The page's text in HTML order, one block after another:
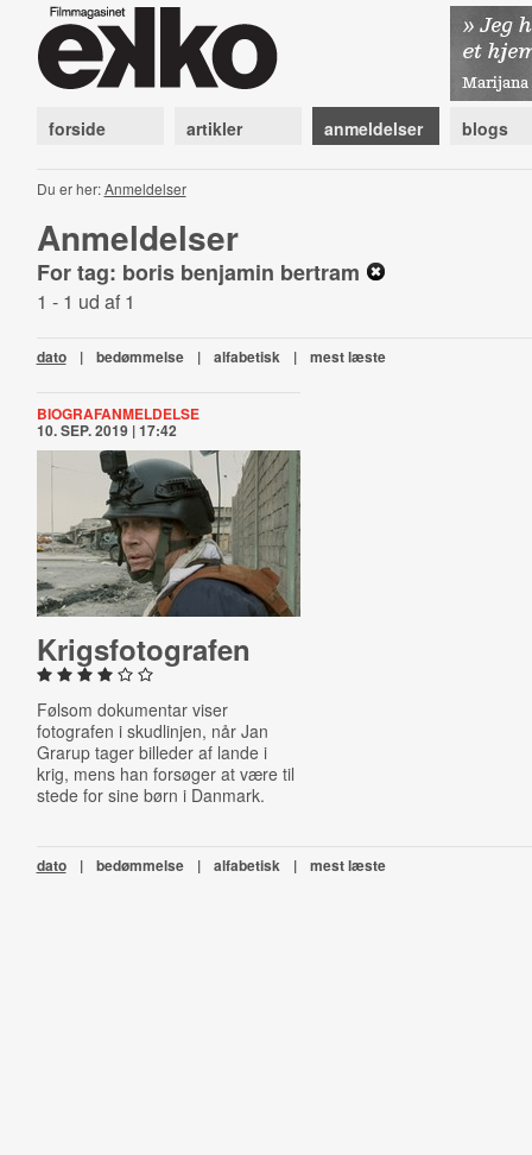
forside artikler anmeldelser blogs
Du er her:Anmeldelser
Anmeldelser
For tag: boris benjamin bertram
1 - 1 ud af 1
dato | bedømmelse | alfabetisk | mest læste
BIOGRAFANMELDELSE
10. SEP. 2019 | 17:42
Krigs­fo­to­gra­fen
Følsom dokumentar viser
fotografen i skudlinjen, når Jan
Grarup tager billeder af lande i
krig, mens han forsøger at være til
stede for sine børn i Danmark.
dato | bedømmelse | alfabetisk | mest læste